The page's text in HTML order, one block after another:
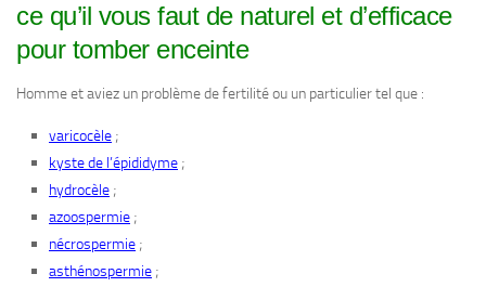
ce qu’il vous faut de naturel et d’efficace
pour tomber enceinte
Homme et aviez un problème de fertilité ou un particulier tel que :
varicocèle ;
kyste de l’épididyme ;
hydrocèle ;
azoospermie ;
nécrospermie ;
asthénospermie ;